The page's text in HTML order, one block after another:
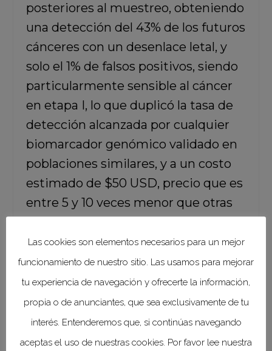
posteriores al muestreo, obteniendo
una detección del 43% de los futuros
cánceres con un desenlace letal, y
solo el 1% de falsos positivos, siendo
particularmente sensible al cáncer
en etapa I, lo que duplicó la tasa de
detección alcanzada por cualquier
biomarcador genómico validado en
poblaciones similares, y a un costo
estimado de $50 USD, precio que es
entre 5 y 10 veces menor que otras
potencialmente permitiría un
amplio uso.
Al respecto, el Dr. Volker Liebenberg.
diagnóstico temprano ofrece la mejor
oportunidad de curar el cáncer en la
Las cookies son elementos necesarios para un mejor
funcionamiento de nuestro sitio. Las usamos para mejorar
tu experiencia de navegación y ofrecerte la información,
propia o de anunciantes, que sea exclusivamente de tu
interés. Entenderemos que, si continúas navegando
aceptas el uso de nuestras cookies. Por favor lee nuestra